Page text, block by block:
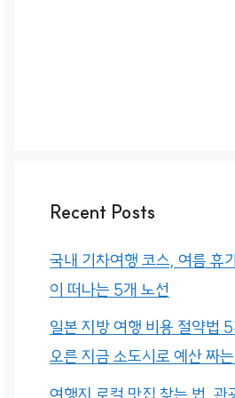
Recent Posts
국내 기차여행 코스, 여름 휴
이 떠나는 5개 노선
일본 지방 여행 비용 절약법
오른 지금 소도시로 예산 짜